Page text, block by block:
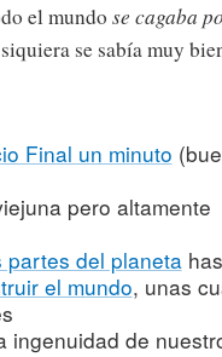
el mundo se cagaba
se sabía muy
Final un minuto
pero altamente
del planeta
el mundo, unas
ingenuidad de